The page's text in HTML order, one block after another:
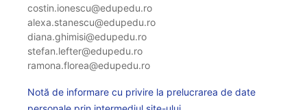
costin.ionescu@edupedu.ro
alexa.stanescu@edupedu.ro
diana.ghimisi@edupedu.ro
stefan.lefter@edupedu.ro
ramona.florea@edupedu.ro
Notă de informare cu privire la prelucrarea de date